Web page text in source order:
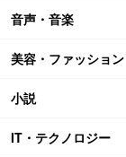
音声・音楽
美容・ファッション
小説
IT・テクノロジー